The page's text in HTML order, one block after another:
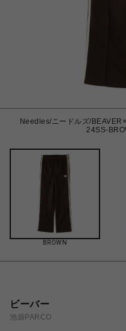
Needles/ニードルズ/
24SS-
BROWN
ビーバー
池袋PARCO